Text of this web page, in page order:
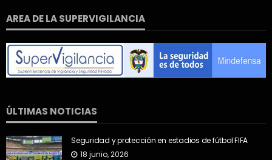
AREA DE LA SUPERVIGILANCIA
ÚLTIMAS NOTICIAS
Seguridad y protección en estadios de fútbol FIFA
18 junio, 2026